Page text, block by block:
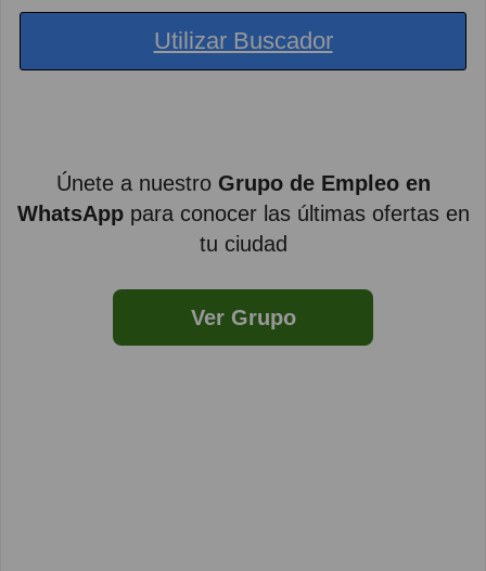
Utilizar Buscador
Únete a nuestro Grupo de Empleo en
WhatsApppara conocer las últimas ofertas en
tu ciudad
Ver Grupo